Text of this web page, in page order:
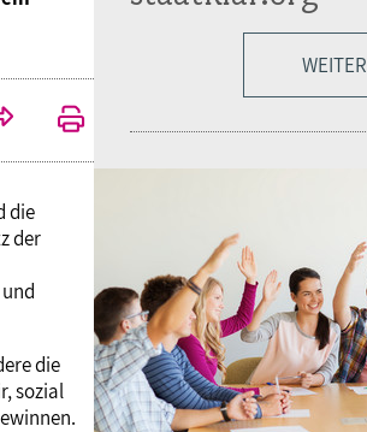
die
der
die
sozial
WEITER